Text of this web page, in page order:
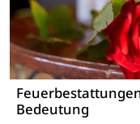
Bedeutung